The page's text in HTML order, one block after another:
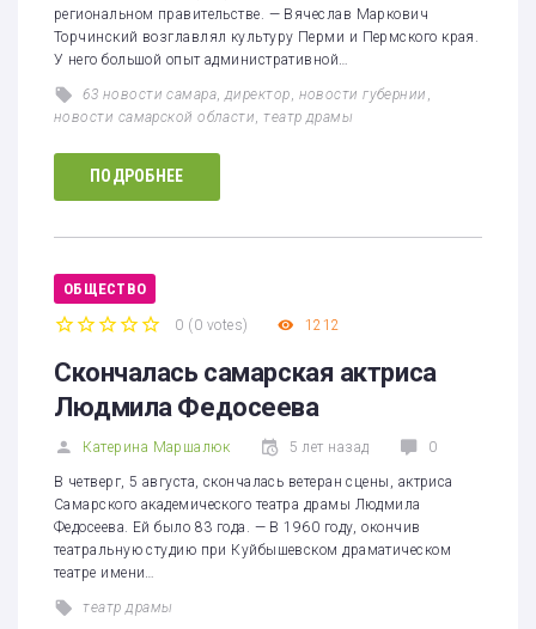
региональном правительстве. — Вячеслав Маркович
Торчинский возглавлял культуру Перми и Пермского края.
У него большой опыт административной…
63 новости самара ,директор новости губернии
новости самарской области ,театр драмы
ПОДРОБНЕЕ
ОБЩЕСТВО
0 (0 votes) 1212
Скончалась самарская актриса
Людмила Федосеева
Катерина Маршалюк 5 лет назад 0
В четверг, 5 августа, скончалась ветеран сцены, актриса
Самарского академического театра драмы Людмила
Федосеева. Ей было 83 года. — В 1960 году, окончив
театральную студию при Куйбышевском драматическом
театре имени…
театр драмы